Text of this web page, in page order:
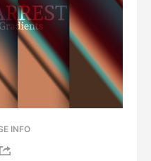
INFO